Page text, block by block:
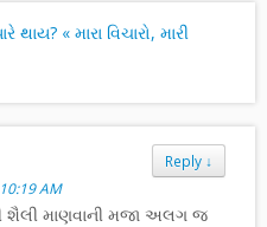
« મારા વિચારો, મારી
Reply ↓
AM
શૈલી માણવાની મજા અલગ જ